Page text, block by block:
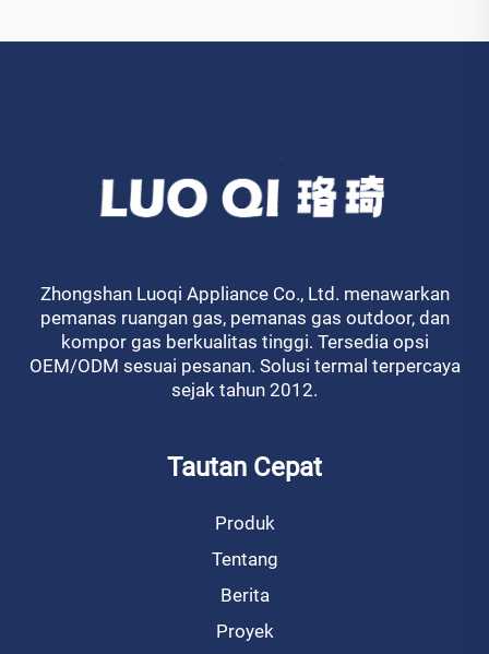
Zhongshan Luoqi Appliance Co., Ltd. menawarkan
pemanas ruangan gas, pemanas gas outdoor, dan
kompor gas berkualitas tinggi. Tersedia opsi
OEM/ODM sesuai pesanan. Solusi termal terpercaya
sejak tahun 2012.
Tautan Cepat
Produk
Tentang
Berita
Proyek